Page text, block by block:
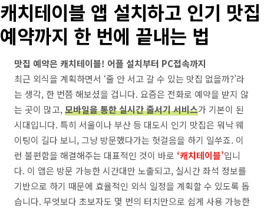
캐치테이블 앱 설치하고 인기 맛집
예약까지 한 번에 끝내는 법
맛집 예약은 캐치테이블! 어플 설치부터 PC접속까지
최근 외식을 계획하면서 ‘줄 안 서고 갈 수 있는 맛집 없을까?’라
는 생각, 한 번쯤 해보셨을 겁니다. 요즘은 전화로 예약을 받지 않
는 곳이 많고,모바일을 통한 실시간 줄서기 서비스가 기본이 된
시대입니다. 특히 서울이나 부산 등 대도시 인기 맛집은 워낙 웨
이팅이 길다 보니, 그냥 방문했다가는 헛걸음을 하기 일쑤죠. 이
런 불편함을 해결해주는 대표적인 것이 바로 ‘캐치테이블’입니
다. 이 앱은 방문 가능한 시간대만 노출되고, 실시간 좌석 정보를
기반으로 하기 때문에 효율적인 외식 일정을 계획할 수 있도록 돕
습니다. 무엇보다 초보자도 몇 번의 터치만으로 쉽게 사용 가능한